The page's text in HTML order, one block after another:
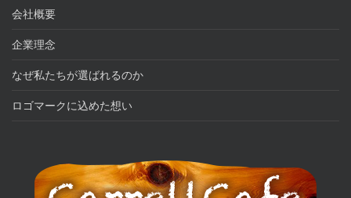
会社概要
企業理念
なぜ私たちが選ばれるのか
ロゴマークに込めた想い